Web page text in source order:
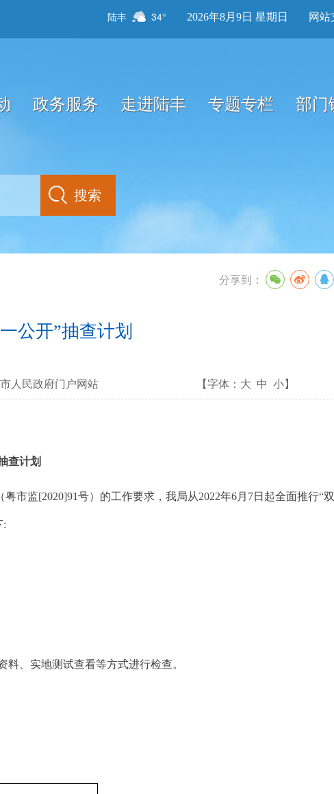
陆丰 34° 2026年8月9日 星期日 网站
政务服务 走进陆丰 专题专栏 部门
分享到：
公开”抽查计划
人民政府门户网站 【字体： 大 中 小】
查计划
监[2020]91号）的工作要求，我局从2022年6月7日起全面推行“
:
、实地测试查看等方式进行检查。